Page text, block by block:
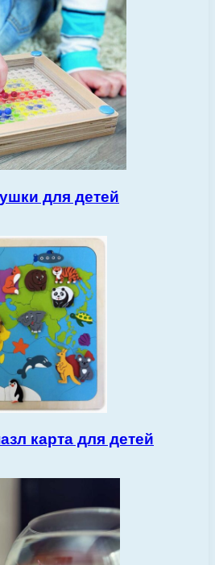
для детей
карта для детей